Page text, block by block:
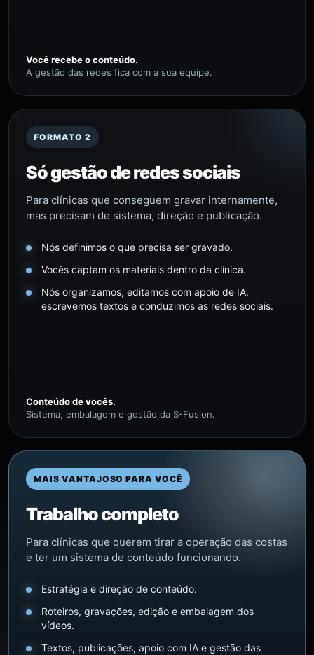
Você recebe o conteúdo.
A gestão das redes fica com a sua equipe.
FORMATO 2
Só gestão de redes sociais
Para clínicas que conseguem gravar internamente,
mas precisam de sistema, direção e publicação.
Nós definimos o que precisa ser gravado.
Vocês captam os materiais dentro da clínica.
Nós organizamos, editamos com apoio de IA,
escrevemos textos e conduzimos as redes sociais.
Conteúdo de vocês.
Sistema, embalagem e gestão da S-Fusion.
MAIS VANTAJOSO PARA VOCÊ
Trabalho completo
Para clínicas que querem tirar a operação das costas
e ter um sistema de conteúdo funcionando.
Estratégia e direção de conteúdo.
Roteiros, gravações, edição e embalagem dos
vídeos.
Textos, publicações, apoio com IA e gestão das